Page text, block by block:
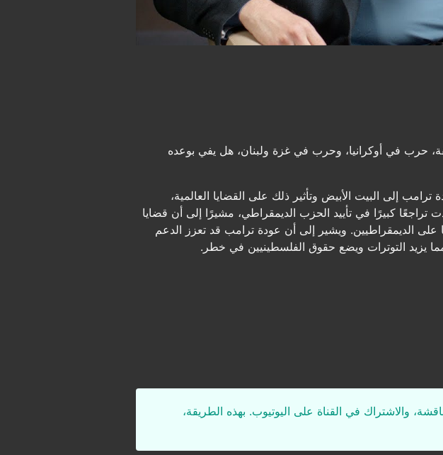
حرب في أوكرانيا، وحرب في غزة ولبنان، هل يفي بوعده
إلى البيت الأبيض وتأثير ذلك على القضايا العالمية،
كبيرًا في تأييد الحزب الديمقراطي، مشيرًا إلى أن قضايا
الديمقراطيين. ويشير إلى أن عودة ترامب قد تعزز الدعم
يزيد التوترات ويضع حقوق الفلسطينيين في خطر.
والاشتراك في القناة على اليوتيوب. بهذه الطريقة،